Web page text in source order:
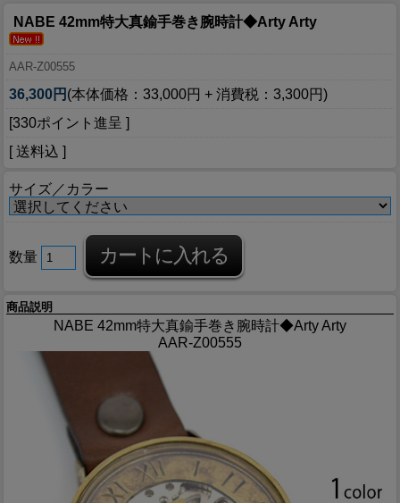
NABE 42mm特大真鍮手巻き腕時計◆Arty Arty
AAR-Z00555
36,300円 (本体価格：33,000円 + 消費税：3,300円)
[330ポイント進呈 ]
[ 送料込 ]
サイズ／カラー
数量
商品説明
NABE 42mm特大真鍮手巻き腕時計◆Arty Arty
AAR-Z00555